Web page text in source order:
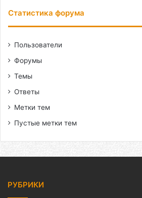
Статистика форума
Пользователи
Форумы
Темы
Ответы
Метки тем
Пустые метки тем
РУБРИКИ